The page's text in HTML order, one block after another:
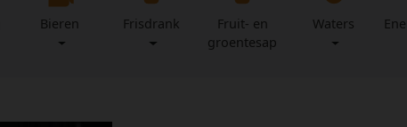
Bieren Frisdrank
Fruit- en
groentesap
Waters